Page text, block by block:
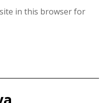
in this browser for